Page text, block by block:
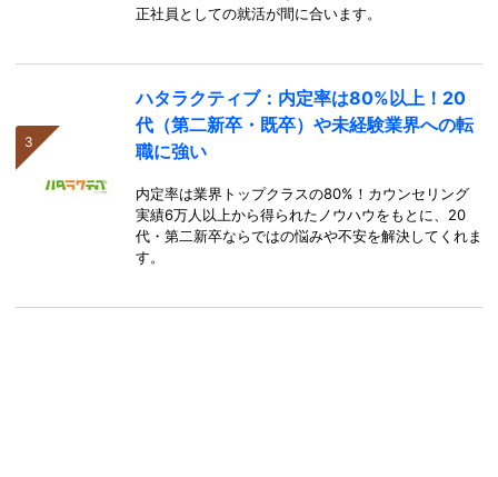
正社員としての就活が間に合います。
ハタラクティブ：内定率は80%以上！20
代（第二新卒・既卒）や未経験業界への転
職に強い
内定率は業界トップクラスの80%！カウンセリング
実績6万人以上から得られたノウハウをもとに、20
代・第二新卒ならではの悩みや不安を解決してくれま
す。